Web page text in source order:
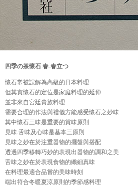
四季の茶懷石 春-春立つ
懷石常被誤解為高級的日本料理
但其實懷石的定位是家庭料理的延伸
並非來自宮廷貴族料理
需要合理的作法與禮儀方能感受懷石之妙味
其中懷石三味是重要的賞味原則
見味.舌味及心味是基本三原則
見味之妙在於注重器物的擺盤與搭配
透過四季移轉巧妙的表現出器物的調和之美
舌味之妙在於表現食物的纖細真味
在料理最適合品嘗的美味時刻
端出符合冬暖夏涼原則的季節感料理